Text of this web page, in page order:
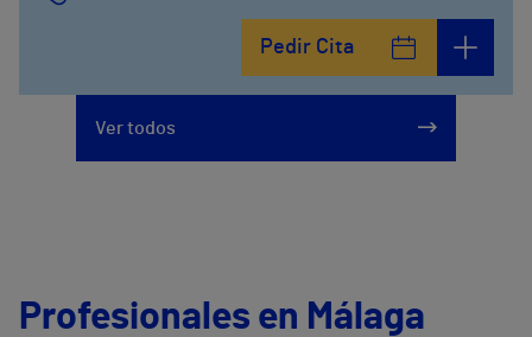
Pedir Cita
Ver todos
Profesionales en Málaga